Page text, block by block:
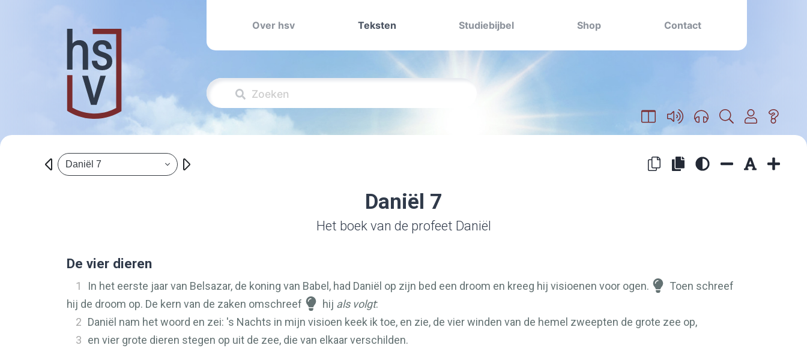
Over hsv Teksten Studiebijbel Shop Contact
Daniël 7
Daniël 7
Het boek van de profeet Daniël
De vier dieren
1 In het eerste jaar van Belsazar, de koning van Babel, had Daniël op zijn bed een droom en kreeg hij visioenen voor ogen.
Toen schreef
hij de droom op. De kern van de zaken omschreef
hij als volgt:
2 Daniël nam het woord en zei: 's Nachts in mijn visioen keek ik toe, en zie, de vier winden van de hemel zweepten de grote zee op,
3 en vier grote dieren stegen op uit de zee, die van elkaar verschilden.